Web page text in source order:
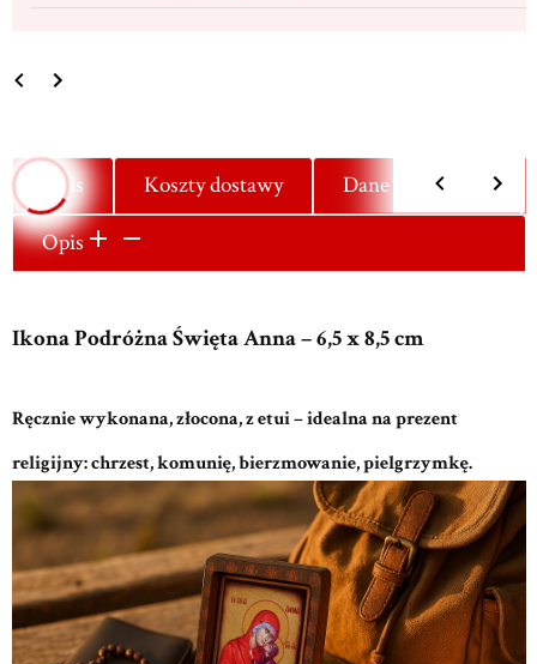
Opis Koszty dostawy
Dane techniczne
Opis
Ikona Podróżna Święta Anna – 6,5 x 8,5 cm
Ręcznie wykonana, złocona, z etui – idealna na prezent
religijny: chrzest, komunię, bierzmowanie, pielgrzymkę.